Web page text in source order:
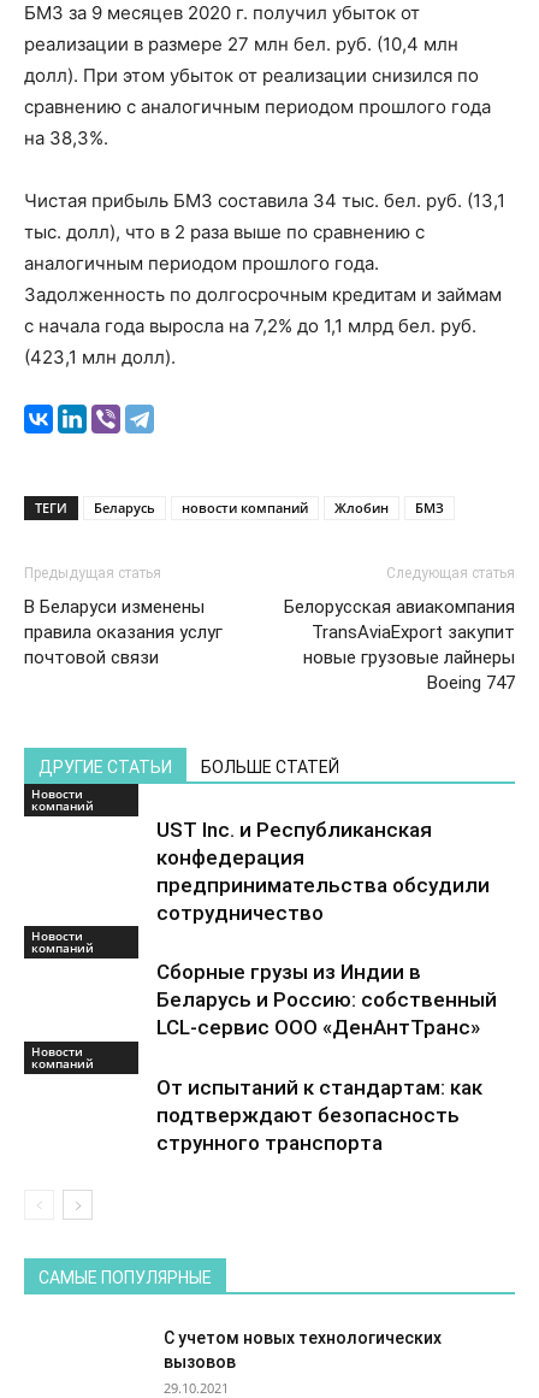
БМЗ за 9 месяцев 2020 г. получил убыток от
реализации в размере 27 млн бел. руб. (10,4 млн
долл). При этом убыток от реализации снизился по
сравнению с аналогичным периодом прошлого года
на 38,3%.
Чистая прибыль БМЗ составила 34 тыс. бел. руб. (13,1
тыс. долл), что в 2 раза выше по сравнению с
аналогичным периодом прошлого года.
Задолженность по долгосрочным кредитам и займам
с начала года выросла на 7,2% до 1,1 млрд бел. руб.
(423,1 млн долл).
ТЕГИ Беларусь новости компаний Жлобин БМЗ
Предыдущая статья
В Беларуси изменены
правила оказания услуг
почтовой связи
Следующая статья
Белорусская авиакомпания
TransAviaExport закупит
новые грузовые лайнеры
Boeing 747
ДРУГИЕ СТАТЬИ БОЛЬШЕ СТАТЕЙ
Новости
компаний
UST Inc. и Республиканская
конфедерация
предпринимательства обсудили
сотрудничество
Новости
компаний
Сборные грузы из Индии в
Беларусь и Россию: собственный
LCL-сервис ООО «ДенАнтТранс»
Новости
компаний
От испытаний к стандартам: как
подтверждают безопасность
струнного транспорта
САМЫЕ ПОПУЛЯРНЫЕ
С учетом новых технологических
вызовов
29.10.2021